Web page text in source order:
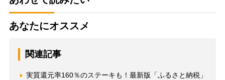
あなたにオススメ
関連記事
実質還元率160％のステーキも！最新版「ふるさと納税」